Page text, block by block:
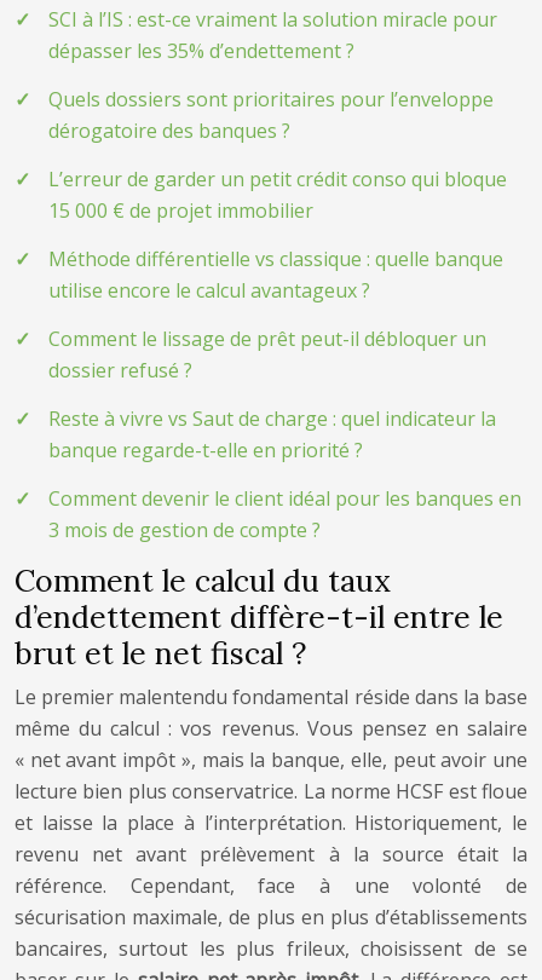
SCI à l’IS : est-ce vraiment la solution miracle pour
dépasser les 35% d’endettement ?
Quels dossiers sont prioritaires pour l’enveloppe
dérogatoire des banques ?
L’erreur de garder un petit crédit conso qui bloque
15 000 € de projet immobilier
Méthode différentielle vs classique : quelle banque
utilise encore le calcul avantageux ?
Comment le lissage de prêt peut-il débloquer un
dossier refusé ?
Reste à vivre vs Saut de charge : quel indicateur la
banque regarde-t-elle en priorité ?
Comment devenir le client idéal pour les banques en
3 mois de gestion de compte ?
Comment le calcul du taux
d’endettement diffère-t-il entre le
brut et le net fiscal ?
Le premier malentendu fondamental réside dans la base
même du calcul : vos revenus. Vous pensez en salaire
« net avant impôt », mais la banque, elle, peut avoir une
lecture bien plus conservatrice. La norme HCSF est floue
et laisse la place à l’interprétation. Historiquement, le
revenu net avant prélèvement à la source était la
référence. Cependant, face à une volonté de
sécurisation maximale, de plus en plus d’établissements
bancaires, surtout les plus frileux, choisissent de se